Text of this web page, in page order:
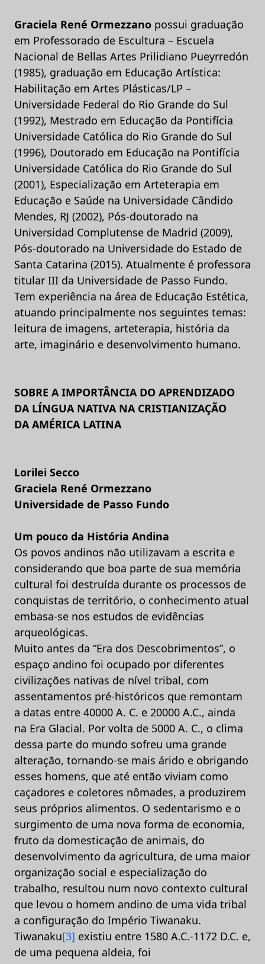
Graciela René Ormezzano possui graduação
em Professorado de Escultura – Escuela
Nacional de Bellas Artes Prilidiano Pueyrredón
(1985), graduação em Educação Artística:
Habilitação em Artes Plásticas/LP –
Universidade Federal do Rio Grande do Sul
(1992), Mestrado em Educação da Pontifícia
Universidade Católica do Rio Grande do Sul
(1996), Doutorado em Educação na Pontifícia
Universidade Católica do Rio Grande do Sul
(2001), Especialização em Arteterapia em
Educação e Saúde na Universidade Cândido
Mendes, RJ (2002), Pós-doutorado na
Universidad Complutense de Madrid (2009),
Pós-doutorado na Universidade do Estado de
Santa Catarina (2015). Atualmente é professora
titular III da Universidade de Passo Fundo.
Tem experiência na área de Educação Estética,
atuando principalmente nos seguintes temas:
leitura de imagens, arteterapia, história da
arte, imaginário e desenvolvimento humano.
SOBRE A IMPORTÂNCIA DO APRENDIZADO
DA LÍNGUA NATIVA NA CRISTIANIZAÇÃO
DA AMÉRICA LATINA
Lorilei Secco
Graciela René Ormezzano
Universidade de Passo Fundo
Um pouco da História Andina
Os povos andinos não utilizavam a escrita e
considerando que boa parte de sua memória
cultural foi destruída durante os processos de
conquistas de território, o conhecimento atual
embasa-se nos estudos de evidências
arqueológicas.
Muito antes da “Era dos Descobrimentos”, o
espaço andino foi ocupado por diferentes
civilizações nativas de nível tribal, com
assentamentos pré-históricos que remontam
a datas entre 40000 A. C. e 20000 A.C., ainda
na Era Glacial. Por volta de 5000 A. C., o clima
dessa parte do mundo sofreu uma grande
alteração, tornando-se mais árido e obrigando
esses homens, que até então viviam como
caçadores e coletores nômades, a produzirem
seus próprios alimentos. O sedentarismo e o
surgimento de uma nova forma de economia,
fruto da domesticação de animais, do
desenvolvimento da agricultura, de uma maior
organização social e especialização do
trabalho, resultou num novo contexto cultural
que levou o homem andino de uma vida tribal
a configuração do Império Tiwanaku.
Tiwanaku[3] existiu entre 1580 A.C.-1172 D.C. e,
de uma pequena aldeia, foi